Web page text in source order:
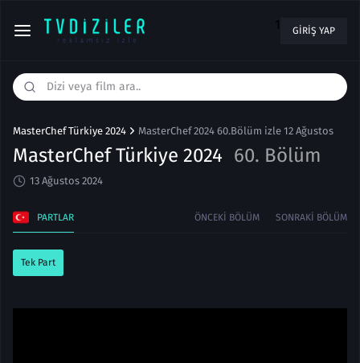
1 GIRIŞ YAP
MasterChef Türkiye 2024 MasterChef 2024 60.Bölüm izle 12 Ağustos
MasterChef Türkiye 2024 60. Bölüm
13 Ağustos 2024
PARTLAR ÖNCEKI BÖLÜM SONRAKI BÖLÜM
Tek Part